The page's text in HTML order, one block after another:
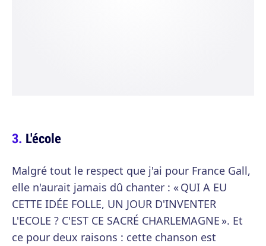
L'école
Malgré tout le respect que j'ai pour France Gall,
elle n'aurait jamais dû chanter : « QUI A EU
CETTE IDÉE FOLLE, UN JOUR D'INVENTER
L'ECOLE ? C'EST CE SACRÉ CHARLEMAGNE ». Et
ce pour deux raisons : cette chanson est